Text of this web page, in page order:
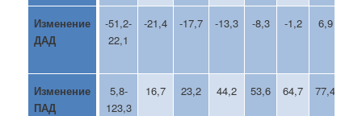
Изменение
ДАД
-51,2-
22,1
-21,4 -17,7 -13,3 -8,3 -1,2 6,9
Изменение
ПАД
5,8-
123,3
16,7 23,2 44,2 53,6 64,7 77,4